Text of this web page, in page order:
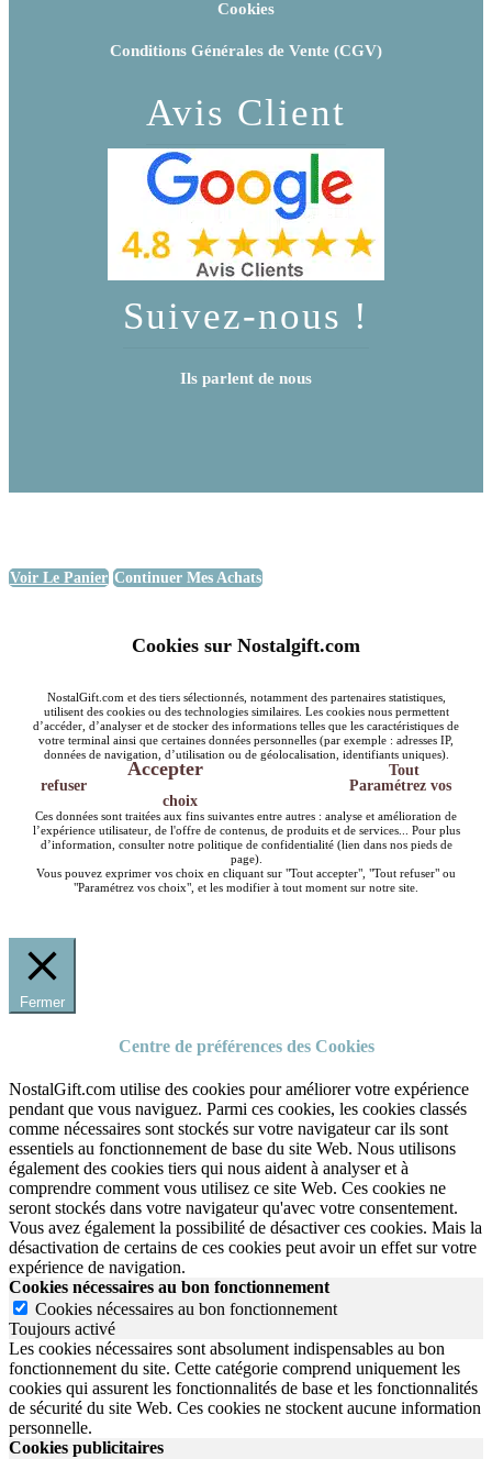
Cookies
Conditions Générales de Vente (CGV)
Avis Client
Suivez-nous !
Ils parlent de nous
Voir Le Panier Continuer Mes Achats
Cookies sur Nostalgift.com
NostalGift.com et des tiers sélectionnés, notamment des partenaires statistiques,
utilisent des cookies ou des technologies similaires. Les cookies nous permettent
d’accéder, d’analyser et de stocker des informations telles que les caractéristiques de
votre terminal ainsi que certaines données personnelles (par exemple : adresses IP,
données de navigation, d’utilisation ou de géolocalisation, identifiants uniques).
Accepter
Tout
refuser
Paramétrez vos
choix
Ces données sont traitées aux fins suivantes entre autres : analyse et amélioration de
l’expérience utilisateur, de l'offre de contenus, de produits et de services... Pour plus
d’information, consulter notre politique de confidentialité (lien dans nos pieds de
page).
Vous pouvez exprimer vos choix en cliquant sur "Tout accepter", "Tout refuser" ou
"Paramétrez vos choix", et les modifier à tout moment sur notre site.
Fermer
Centre de préférences des Cookies
NostalGift.com utilise des cookies pour améliorer votre expérience
pendant que vous naviguez. Parmi ces cookies, les cookies classés
comme nécessaires sont stockés sur votre navigateur car ils sont
essentiels au fonctionnement de base du site Web. Nous utilisons
également des cookies tiers qui nous aident à analyser et à
comprendre comment vous utilisez ce site Web. Ces cookies ne
seront stockés dans votre navigateur qu'avec votre consentement.
Vous avez également la possibilité de désactiver ces cookies. Mais la
désactivation de certains de ces cookies peut avoir un effet sur votre
expérience de navigation.
Cookies nécessaires au bon fonctionnement
Cookies nécessaires au bon fonctionnement
Toujours activé
Les cookies nécessaires sont absolument indispensables au bon
fonctionnement du site. Cette catégorie comprend uniquement les
cookies qui assurent les fonctionnalités de base et les fonctionnalités
de sécurité du site Web. Ces cookies ne stockent aucune information
personnelle.
Cookies publicitaires